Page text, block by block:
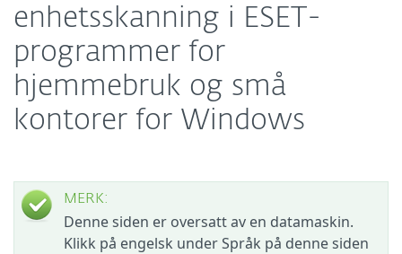
enhetsskanning i ESET-
programmer for
hjemmebruk og små
kontorer for Windows
MERK:
Denne siden er oversatt av en datamaskin.
Klikk på engelsk under Språk på denne siden